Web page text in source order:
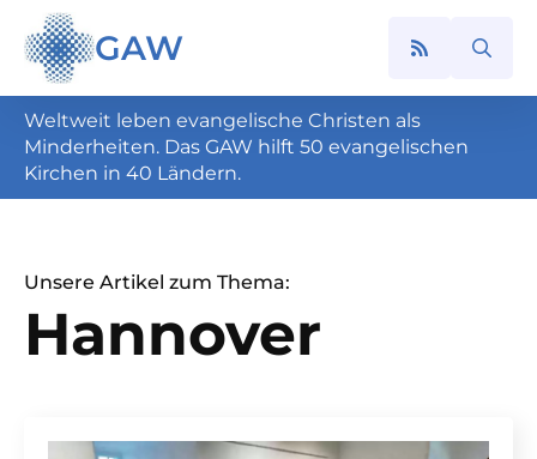
GAW
Search
Weltweit leben evangelische Christen als
Minderheiten. Das GAW hilft 50 evangelischen
Kirchen in 40 Ländern.
Unsere Artikel zum Thema:
Hannover